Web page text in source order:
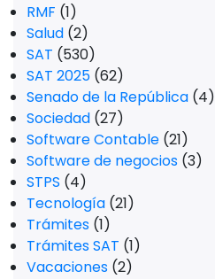
RMF (1)
Salud (2)
SAT (530)
SAT 2025 (62)
Senado de la República (4)
Sociedad (27)
Software Contable (21)
Software de negocios (3)
STPS (4)
Tecnología (21)
Trámites (1)
Trámites SAT (1)
Vacaciones (2)